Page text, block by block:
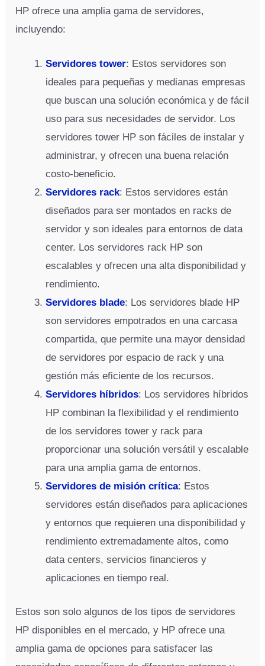
HP ofrece una amplia gama de servidores,
incluyendo:
Servidores tower: Estos servidores son
ideales para pequeñas y medianas empresas
que buscan una solución económica y de fácil
uso para sus necesidades de servidor. Los
servidores tower HP son fáciles de instalar y
administrar, y ofrecen una buena relación
costo-beneficio.
Servidores rack: Estos servidores están
diseñados para ser montados en racks de
servidor y son ideales para entornos de data
center. Los servidores rack HP son
escalables y ofrecen una alta disponibilidad y
rendimiento.
Servidores blade: Los servidores blade HP
son servidores empotrados en una carcasa
compartida, que permite una mayor densidad
de servidores por espacio de rack y una
gestión más eficiente de los recursos.
Servidores híbridos: Los servidores híbridos
HP combinan la flexibilidad y el rendimiento
de los servidores tower y rack para
proporcionar una solución versátil y escalable
para una amplia gama de entornos.
Servidores de misión crítica: Estos
servidores están diseñados para aplicaciones
y entornos que requieren una disponibilidad y
rendimiento extremadamente altos, como
data centers, servicios financieros y
aplicaciones en tiempo real.
Estos son solo algunos de los tipos de servidores
HP disponibles en el mercado, y HP ofrece una
amplia gama de opciones para satisfacer las